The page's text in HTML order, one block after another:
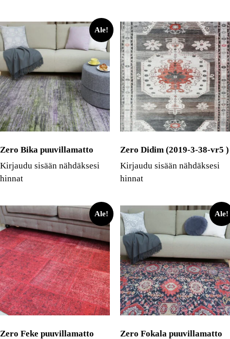
Ale!
Zero Bika puuvillamatto
Kirjaudu sisään nähdäksesi
hinnat
Zero Didim (2019-3-38-vr5 )
Kirjaudu sisään nähdäksesi
hinnat
Ale!
Zero Feke puuvillamatto
Ale!
Zero Fokala puuvillamatto